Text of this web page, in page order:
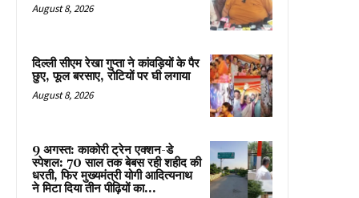
August 8, 2026
दिल्ली सीएम रेखा गुप्ता ने कांवड़ियों के पैर
छुए, फूल बरसाए, रोटियों पर घी लगाया
August 8, 2026
9 अगस्त: काकोरी ट्रेन एक्शन-डे
स्पेशल: 70 साल तक बेबस रही शहीद की
धरती, फिर मुख्यमंत्री योगी आदित्यनाथ
ने मिटा दिया तीन पीढ़ियों का...